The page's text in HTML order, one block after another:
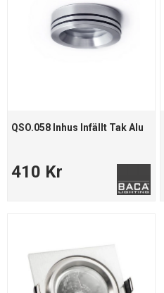
QSO.058 Inhus Infällt Tak Alu
410 Kr